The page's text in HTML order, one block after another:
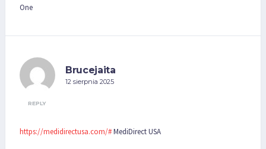
One
Brucejaita
12 sierpnia 2025
REPLY
https://medidirectusa.com/#MediDirect USA